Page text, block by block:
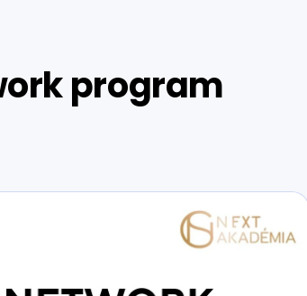
program